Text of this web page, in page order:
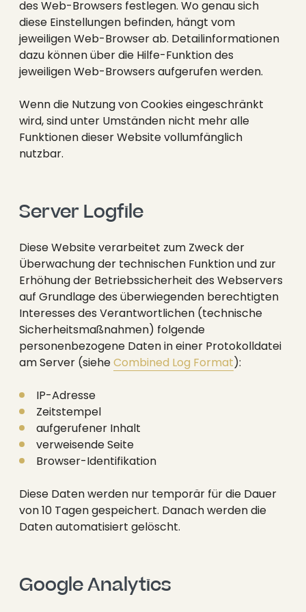
des Web-Browsers festlegen. Wo genau sich
diese Einstellungen befinden, hängt vom
jeweiligen Web-Browser ab. Detailinformationen
dazu können über die Hilfe-Funktion des
jeweiligen Web-Browsers aufgerufen werden.
Wenn die Nutzung von Cookies eingeschränkt
wird, sind unter Umständen nicht mehr alle
Funktionen dieser Website vollumfänglich
nutzbar.
Server Logfile
Diese Website verarbeitet zum Zweck der
Überwachung der technischen Funktion und zur
Erhöhung der Betriebssicherheit des Webservers
auf Grundlage des überwiegenden berechtigten
Interesses des Verantwortlichen (technische
Sicherheitsmaßnahmen) folgende
personenbezogene Daten in einer Protokolldatei
am Server (sieheCombined Log Format):
IP-Adresse
Zeitstempel
aufgerufener Inhalt
verweisende Seite
Browser-Identifikation
Diese Daten werden nur temporär für die Dauer
von 10 Tagen gespeichert. Danach werden die
Daten automatisiert gelöscht.
Google Analytics